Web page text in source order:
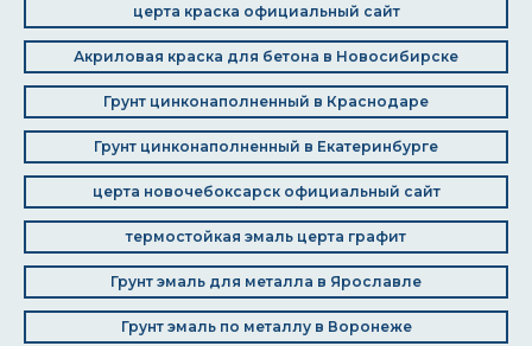
церта краска официальный сайт
Акриловая краска для бетона в Новосибирске
Грунт цинконаполненный в Краснодаре
Грунт цинконаполненный в Екатеринбурге
церта новочебоксарск официальный сайт
термостойкая эмаль церта графит
Грунт эмаль для металла в Ярославле
Грунт эмаль по металлу в Воронеже